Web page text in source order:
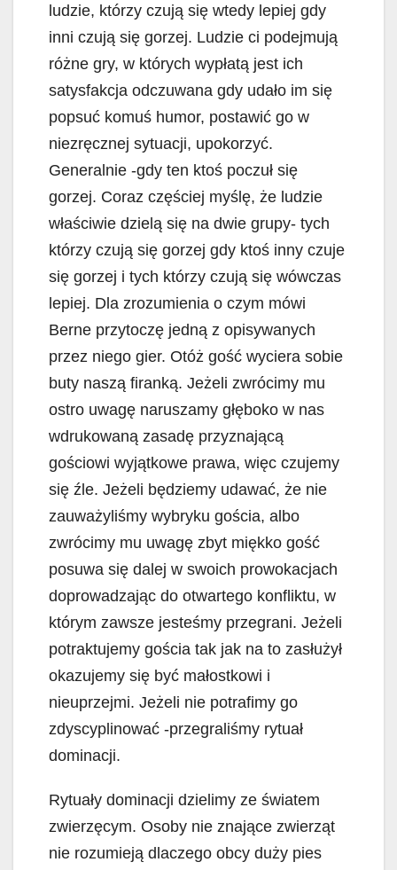
ludzie, którzy czują się wtedy lepiej gdy
inni czują się gorzej. Ludzie ci podejmują
różne gry, w których wypłatą jest ich
satysfakcja odczuwana gdy udało im się
popsuć komuś humor, postawić go w
niezręcznej sytuacji, upokorzyć.
Generalnie -gdy ten ktoś poczuł się
gorzej. Coraz częściej myślę, że ludzie
właściwie dzielą się na dwie grupy- tych
którzy czują się gorzej gdy ktoś inny czuje
się gorzej i tych którzy czują się wówczas
lepiej. Dla zrozumienia o czym mówi
Berne przytoczę jedną z opisywanych
przez niego gier. Otóż gość wyciera sobie
buty naszą firanką. Jeżeli zwrócimy mu
ostro uwagę naruszamy głęboko w nas
wdrukowaną zasadę przyznającą
gościowi wyjątkowe prawa, więc czujemy
się źle. Jeżeli będziemy udawać, że nie
zauważyliśmy wybryku gościa, albo
zwrócimy mu uwagę zbyt miękko gość
posuwa się dalej w swoich prowokacjach
doprowadzając do otwartego konfliktu, w
którym zawsze jesteśmy przegrani. Jeżeli
potraktujemy gościa tak jak na to zasłużył
okazujemy się być małostkowi i
nieuprzejmi. Jeżeli nie potrafimy go
zdyscyplinować -przegraliśmy rytuał
dominacji.
Rytuały dominacji dzielimy ze światem
zwierzęcym. Osoby nie znające zwierząt
nie rozumieją dlaczego obcy duży pies